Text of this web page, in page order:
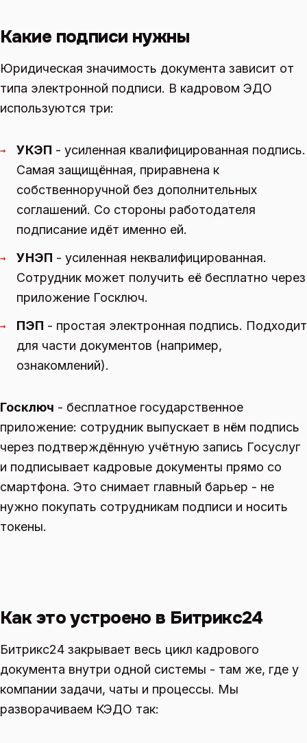
Какие подписи нужны
Юридическая значимость документа зависит от
типа электронной подписи. В кадровом ЭДО
используются три:
→ УКЭП - усиленная квалифицированная подпись.
Самая защищённая, приравнена к
собственноручной без дополнительных
соглашений. Со стороны работодателя
подписание идёт именно ей.
→ УНЭП - усиленная неквалифицированная.
Сотрудник может получить её бесплатно через
приложение Госключ.
→ ПЭП - простая электронная подпись. Подходит
для части документов (например,
ознакомлений).
Госключ - бесплатное государственное
приложение: сотрудник выпускает в нём подпись
через подтверждённую учётную запись Госуслуг
и подписывает кадровые документы прямо со
смартфона. Это снимает главный барьер - не
нужно покупать сотрудникам подписи и носить
токены.
Как это устроено в Битрикс24
Битрикс24 закрывает весь цикл кадрового
документа внутри одной системы - там же, где у
компании задачи, чаты и процессы. Мы
разворачиваем КЭДО так: